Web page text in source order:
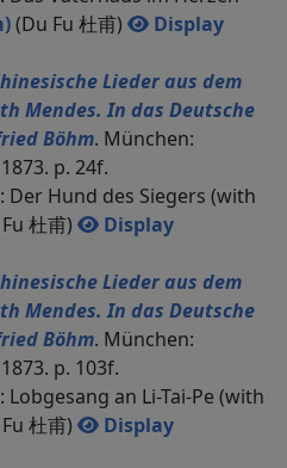
(Du Fu 杜甫)
Display
Lieder aus dem
Mendes. In das Deutsche
Böhm. München:
p. 24f.
: Der Hund des Siegers (with
杜甫)
Display
Lieder aus dem
Mendes. In das Deutsche
Böhm. München:
p. 103f.
: Lobgesang an Li-Tai-Pe (with
杜甫)
Display